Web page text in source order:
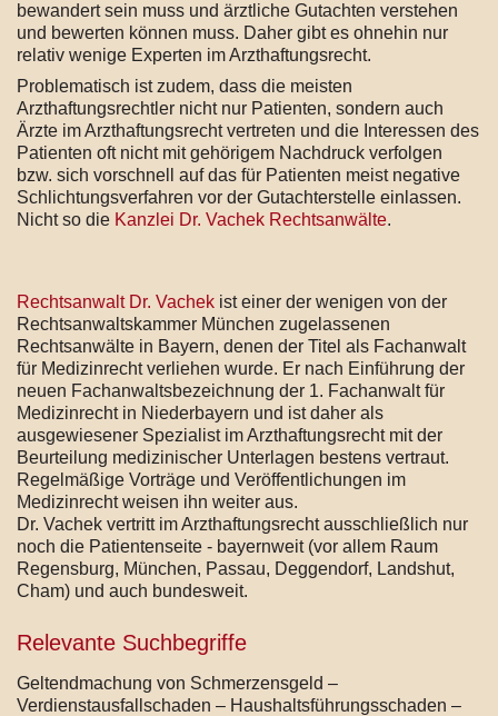
bewandert sein muss und ärztliche Gutachten verstehen
und bewerten können muss. Daher gibt es ohnehin nur
relativ wenige Experten im Arzthaftungsrecht.
Problematisch ist zudem, dass die meisten
Arzthaftungsrechtler nicht nur Patienten, sondern auch
Ärzte im Arzthaftungsrecht vertreten und die Interessen des
Patienten oft nicht mit gehörigem Nachdruck verfolgen
bzw. sich vorschnell auf das für Patienten meist negative
Schlichtungsverfahren vor der Gutachterstelle einlassen.
Nicht so die Kanzlei Dr. Vachek Rechtsanwälte.
Rechtsanwalt Dr. Vachek ist einer der wenigen von der
Rechtsanwaltskammer München zugelassenen
Rechtsanwälte in Bayern, denen der Titel als Fachanwalt
für Medizinrecht verliehen wurde. Er nach Einführung der
neuen Fachanwaltsbezeichnung der 1. Fachanwalt für
Medizinrecht in Niederbayern und ist daher als
ausgewiesener Spezialist im Arzthaftungsrecht mit der
Beurteilung medizinischer Unterlagen bestens vertraut.
Regelmäßige Vorträge und Veröffentlichungen im
Medizinrecht weisen ihn weiter aus.
Dr. Vachek vertritt im Arzthaftungsrecht ausschließlich nur
noch die Patientenseite - bayernweit (vor allem Raum
Regensburg, München, Passau, Deggendorf, Landshut,
Cham) und auch bundesweit.
Relevante Suchbegriffe
Geltendmachung von Schmerzensgeld –
Verdienstausfallschaden – Haushaltsführungsschaden –